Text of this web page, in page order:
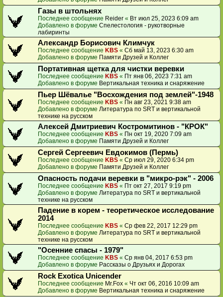
Газы в штольнях
Последнее сообщение Reider « Вт июл 25, 2023 6:09 am
Добавлено в форуме Спелестология - рукотворные
лабиринты
Александр Борисович Климчук
Последнее сообщение KBS « Сб май 13, 2023 6:30 am
Добавлено в форуме Памяти Друзей и Коллег
Портативная щетка для чистки веревки
Последнее сообщение KBS « Пт янв 06, 2023 7:31 am
Добавлено в форуме Вертикальная техника и снаряжение
Пьер Шёвалье "Восхождения под землей"-1948
Последнее сообщение KBS « Пн авг 23, 2021 9:38 am
Добавлено в форуме Литература по SRT и вертикальной
технике на русском
Алексей Дмитриевич Костромитинов - "КРОК"
Последнее сообщение KBS « Пн окт 19, 2020 7:09 am
Добавлено в форуме Памяти Друзей и Коллег
Сергей Сергеевич Евдокимов (Пермь)
Последнее сообщение KBS « Ср июл 29, 2020 6:34 pm
Добавлено в форуме Памяти Друзей и Коллег
Опасность подачи веревки в "микро-рэк" - 2006
Последнее сообщение KBS « Пт окт 27, 2017 9:19 pm
Добавлено в форуме Литература по SRT и вертикальной
технике на русском
Падение в корем - теоретическое исследование
2014
Последнее сообщение KBS « Ср фев 22, 2017 12:29 pm
Добавлено в форуме Литература по SRT и вертикальной
технике на русском
"Осенние спасы - 1979"
Последнее сообщение KBS « Ср янв 04, 2017 6:53 pm
Добавлено в форуме Рассказы о Друзьях и Дорогах
Rock Exotica Unicender
Последнее сообщение Mr.Fox « Чт окт 06, 2016 10:09 am
Добавлено в форуме Вертикальная техника и снаряжение